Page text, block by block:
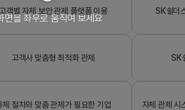
면을 좌우로 움직여 보세요
고객별 자체 보안 관제 플랫폼 이용 SK쉴더
고객사 맞춤형 최적화 관제 SK
체 절차와 맞춤 관제가 필요한 기업 자체 관제 시